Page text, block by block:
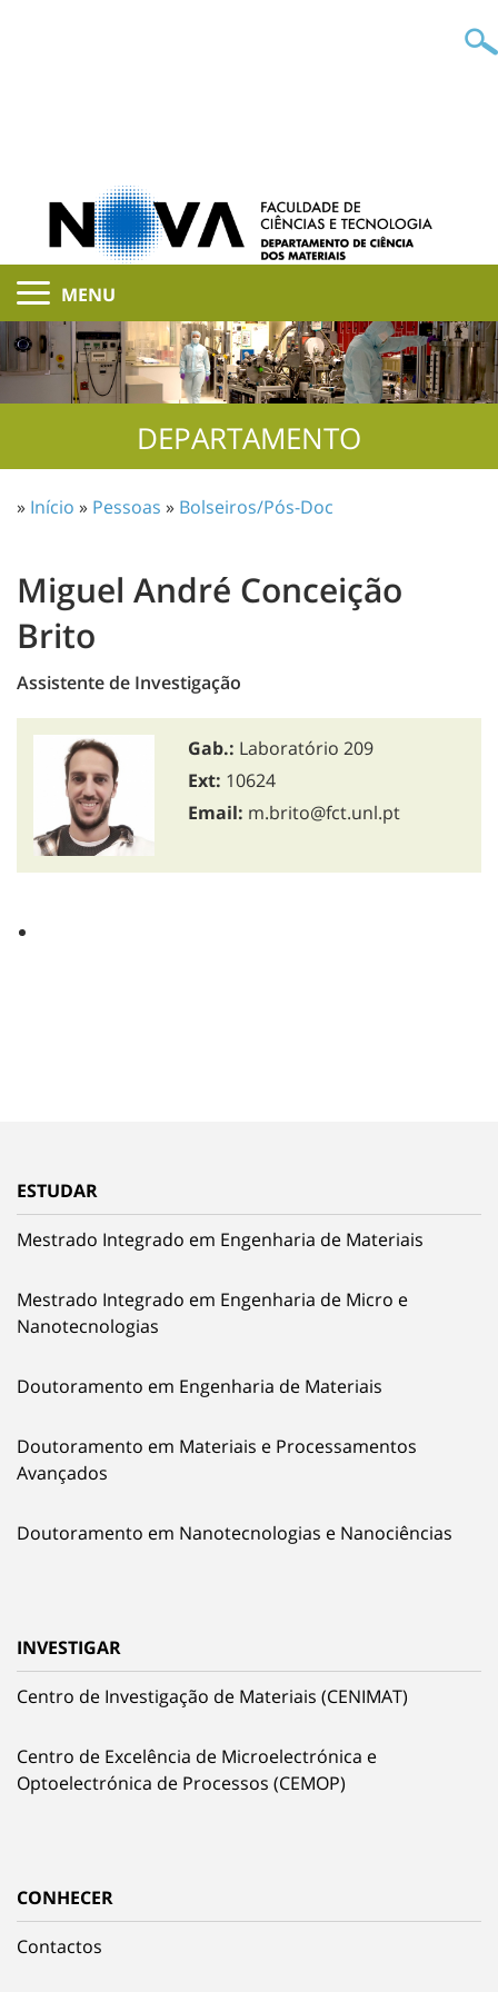
MENU
DEPARTAMENTO
» Início » Pessoas » Bolseiros/Pós-Doc
Miguel André Conceição
Brito
Assistente de Investigação
Gab.: Laboratório 209
Ext: 10624
Email: m.brito@fct.unl.pt
ESTUDAR
Mestrado Integrado em Engenharia de Materiais
Mestrado Integrado em Engenharia de Micro e
Nanotecnologias
Doutoramento em Engenharia de Materiais
Doutoramento em Materiais e Processamentos
Avançados
Doutoramento em Nanotecnologias e Nanociências
INVESTIGAR
Centro de Investigação de Materiais (CENIMAT)
Centro de Excelência de Microelectrónica e
Optoelectrónica de Processos (CEMOP)
CONHECER
Contactos